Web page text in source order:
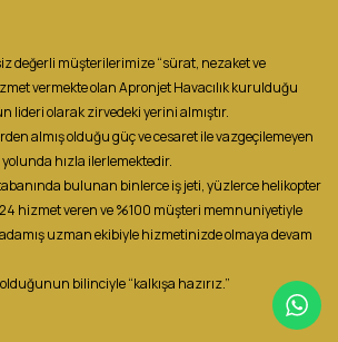
değerli müşterilerimize “sürat, nezaket ve
vermekte olan Apronjet Havacılık kurulduğu
lideri olarak zirvedeki yerini almıştır.
almış olduğu güç ve cesaret ile vazgeçilemeyen
hızla ilerlemektedir.
bulunan binlerce iş jeti, yüzlerce helikopter
hizmet veren ve %100 müşteri memnuniyetiyle
uzman ekibiyle hizmetinizde olmaya devam
bilinciyle “kalkışa hazırız.”